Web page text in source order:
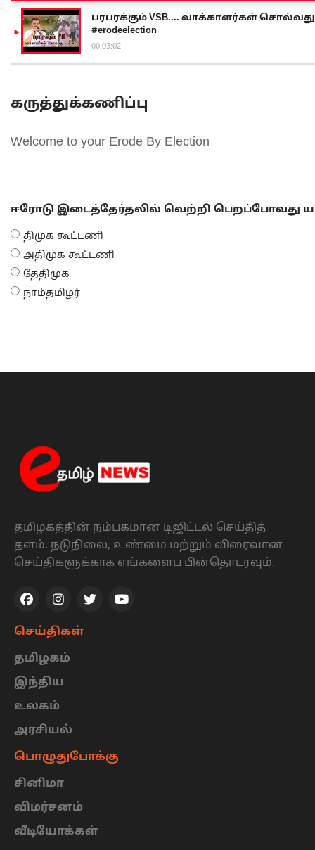
பரபரக்கும் VSB.... வாக்காளர்கள் சொல்வது
#erodeelection
00:03:02
கருத்துக்கணிப்பு
Welcome to your Erode By Election
ஈரோடு இடைத்தேர்தலில் வெற்றி பெறப்போவது
திமுக கூட்டணி
அதிமுக கூட்டணி
தேதிமுக
நாம்தமிழர்
தமிழகத்தின் நம்பகமான டிஜிட்டல் செய்தித்
தளம். நடுநிலை, உண்மை மற்றும் விரைவான
செய்திகளுக்காக எங்களைப பின்தொடரவும்.
செய்திகள்
தமிழகம்
இந்திய
உலகம்
அரசியல்
பொழுதுபோக்கு
சினிமா
விமர்சனம்
வீடியோக்கள்